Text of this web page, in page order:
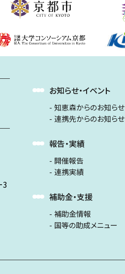
3
お知らせ・イベント
知恵森からのお知らせ
連携先からのお知らせ
報告・実績
開催報告
連携実績
補助金・支援
補助金情報
国等の助成メニュー